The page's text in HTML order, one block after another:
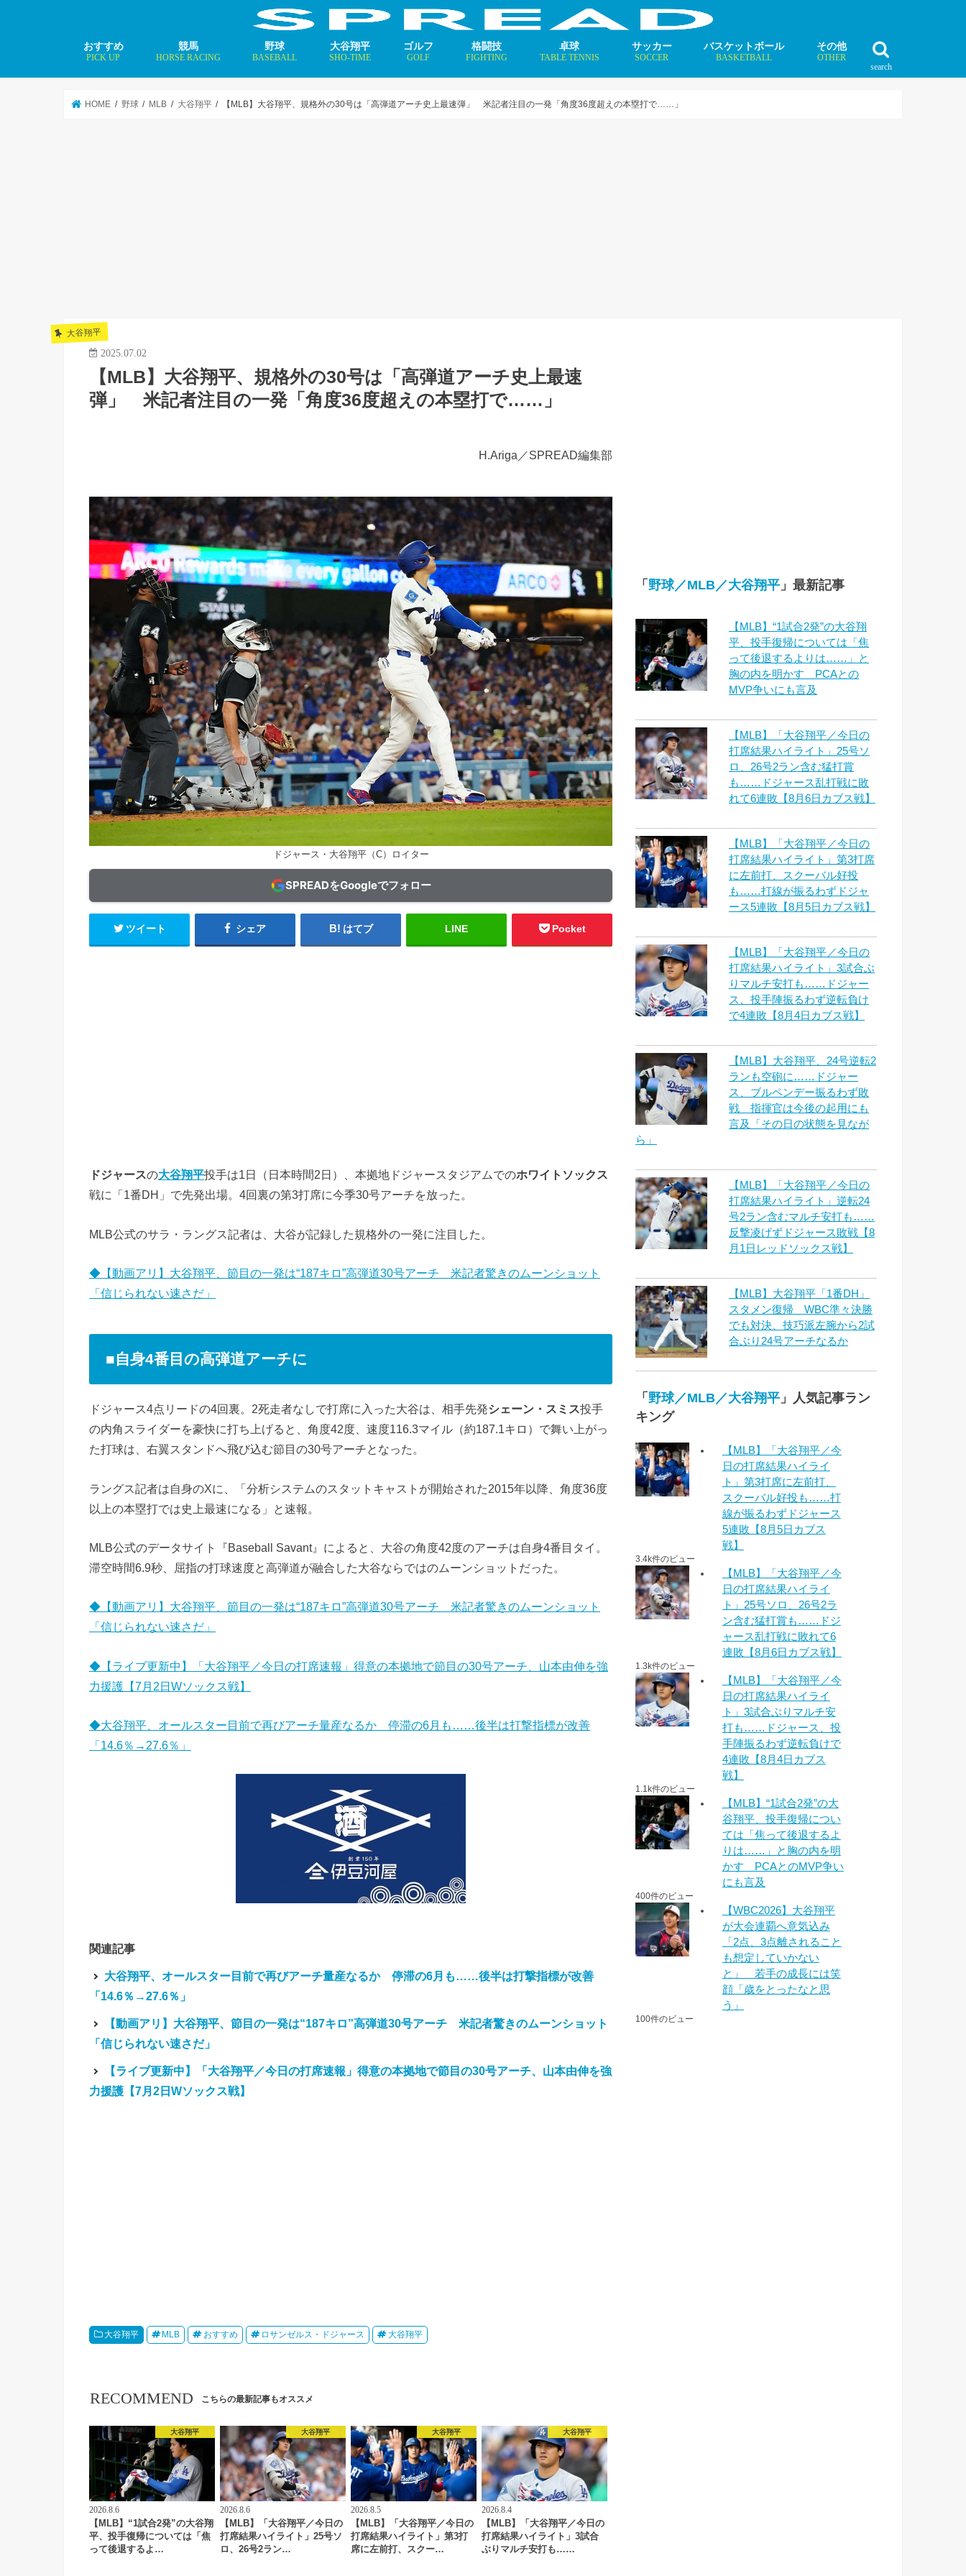
search
おすすめ
PICK UP
競馬
HORSE RACING
野球
BASEBALL
大谷翔平
SHO-TIME
ゴルフ
GOLF
格闘技
FIGHTING
卓球
TABLE TENNIS
サッカー
SOCCER
バスケットボール
BASKETBALL
その他
OTHER
HOME 野球 MLB 大谷翔平 【MLB】大谷翔平、規格外の30号は「高弾道アーチ史上最速弾」 米記者注目の一発「角度36度超えの本塁打で……」
大谷翔平
2025.07.02
【MLB】大谷翔平、規格外の30号は「高弾道アーチ史上最速
弾」 米記者注目の一発「角度36度超えの本塁打で……」
H.Ariga／SPREAD編集部
ドジャース・大谷翔平（C）ロイター
SPREADをGoogleでフォロー
ツイート シェア はてブ LINE Pocket
ドジャースの大谷翔平投手は1日（日本時間2日）、本拠地ドジャースタジアムでのホワイトソックス
戦に「1番DH」で先発出場。4回裏の第3打席に今季30号アーチを放った。
MLB公式のサラ・ラングス記者は、大谷が記録した規格外の一発に注目した。
◆【動画アリ】大谷翔平、節目の一発は“187キロ”高弾道30号アーチ 米記者驚きのムーンショット
「信じられない速さだ」
■自身4番目の高弾道アーチに
ドジャース4点リードの4回裏。2死走者なしで打席に入った大谷は、相手先発シェーン・スミス投手
の内角スライダーを豪快に打ち上げると、角度42度、速度116.3マイル（約187.1キロ）で舞い上がっ
た打球は、右翼スタンドへ飛び込む節目の30号アーチとなった。
ラングス記者は自身のXに、「分析システムのスタットキャストが開始された2015年以降、角度36度
以上の本塁打では史上最速になる」と速報。
MLB公式のデータサイト『Baseball Savant』によると、大谷の角度42度のアーチは自身4番目タイ。
滞空時間6.9秒、屈指の打球速度と高弾道が融合した大谷ならではのムーンショットだった。
◆【動画アリ】大谷翔平、節目の一発は“187キロ”高弾道30号アーチ 米記者驚きのムーンショット
「信じられない速さだ」
◆【ライブ更新中】「大谷翔平／今日の打席速報」得意の本拠地で節目の30号アーチ、山本由伸を強
力援護【7月2日Wソックス戦】
◆大谷翔平、オールスター目前で再びアーチ量産なるか 停滞の6月も……後半は打撃指標が改善
「14.6％→27.6％」
関連記事
大谷翔平、オールスター目前で再びアーチ量産なるか 停滞の6月も……後半は打撃指標が改善
「14.6％→27.6％」
【動画アリ】大谷翔平、節目の一発は“187キロ”高弾道30号アーチ 米記者驚きのムーンショット
「信じられない速さだ」
【ライブ更新中】「大谷翔平／今日の打席速報」得意の本拠地で節目の30号アーチ、山本由伸を強
力援護【7月2日Wソックス戦】
大谷翔平 MLB おすすめ ロサンゼルス・ドジャース 大谷翔平
RECOMMEND こちらの最新記事もオススメ
大谷翔平
2026.8.6
【MLB】“1試合2発”の大谷翔
平、投手復帰については「焦
って後退するよ…
大谷翔平
2026.8.6
【MLB】「大谷翔平／今日の
打席結果ハイライト」25号ソ
ロ、26号2ラン…
大谷翔平
2026.8.5
【MLB】「大谷翔平／今日の
打席結果ハイライト」第3打
席に左前打、スクー…
大谷翔平
2026.8.4
【MLB】「大谷翔平／今日の
打席結果ハイライト」3試合
ぶりマルチ安打も……
「 野球／MLB／大谷翔平 」最新記事
【MLB】“1試合2発”の大谷翔
平、投手復帰については「焦
って後退するよりは……」と
胸の内を明かす PCAとの
MVP争いにも言及
【MLB】「大谷翔平／今日の
打席結果ハイライト」25号ソ
ロ、26号2ラン含む猛打賞
も……ドジャース乱打戦に敗
れて6連敗【8月6日カブス戦】
【MLB】「大谷翔平／今日の
打席結果ハイライト」第3打席
に左前打、スクーバル好投
も……打線が振るわずドジャ
ース5連敗【8月5日カブス戦】
【MLB】「大谷翔平／今日の
打席結果ハイライト」3試合ぶ
りマルチ安打も……ドジャー
ス、投手陣振るわず逆転負け
で4連敗【8月4日カブス戦】
【MLB】大谷翔平、24号逆転2
ランも空砲に……ドジャー
ス、ブルペンデー振るわず敗
戦 指揮官は今後の起用にも
言及「その日の状態を見なが
ら」
【MLB】「大谷翔平／今日の
打席結果ハイライト」逆転24
号2ラン含むマルチ安打も……
反撃凌げずドジャース敗戦【8
月1日レッドソックス戦】
【MLB】大谷翔平「1番DH」
スタメン復帰 WBC準々決勝
でも対決、技巧派左腕から2試
合ぶり24号アーチなるか
「 野球／MLB／大谷翔平 」人気記事ラン
キング
【MLB】「大谷翔平／今
日の打席結果ハイライ
ト」第3打席に左前打、
スクーバル好投も……打
線が振るわずドジャース
5連敗【8月5日カブス
戦】
3.4k件のビュー
【MLB】「大谷翔平／今
日の打席結果ハイライ
ト」25号ソロ、26号2ラ
ン含む猛打賞も……ドジ
ャース乱打戦に敗れて6
連敗【8月6日カブス戦】
1.3k件のビュー
【MLB】「大谷翔平／今
日の打席結果ハイライ
ト」3試合ぶりマルチ安
打も……ドジャース、投
手陣振るわず逆転負けで
4連敗【8月4日カブス
戦】
1.1k件のビュー
【MLB】“1試合2発”の大
谷翔平、投手復帰につい
ては「焦って後退するよ
りは……」と胸の内を明
かす PCAとのMVP争い
にも言及
400件のビュー
【WBC2026】大谷翔平
が大会連覇へ意気込み
「2点、3点離されること
も想定していかない
と」 若手の成長には笑
顔「歳をとったなと思
う」
100件のビュー